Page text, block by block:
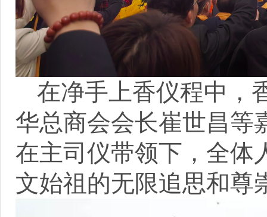
在净手上香仪程中，
华总商会会长崔世昌等
在主司仪带领下，全体
文始祖的无限追思和尊